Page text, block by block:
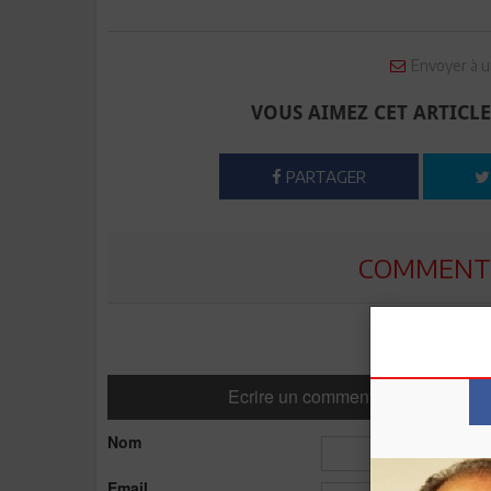
Envoyer à
VOUS AIMEZ CET
PARTAGER
Ecrire un commentaire
Nom